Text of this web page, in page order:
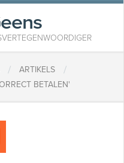
/ ARTIKELS /
BETALEN'